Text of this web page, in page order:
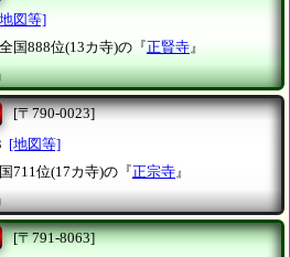
図等]
全国888位(13カ寺)の『正賢寺』
[〒790-0023]
[地図等]
711位(17カ寺)の『正宗寺 』
[〒791-8063]